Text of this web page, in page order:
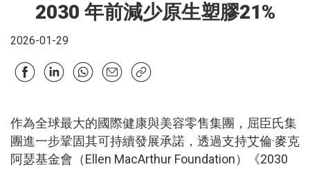
2030 年前減少原生塑膠21%
2026-01-29
作為全球最大的國際健康與美容零售集團，屈臣氏集
團進一步鞏固其可持續發展承諾，透過支持艾倫·麥克
阿瑟基金會（Ellen MacArthur Foundation）《2030